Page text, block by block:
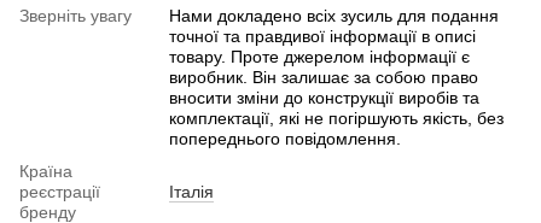
Зверніть увагу
Нами докладено всіх зусиль для подання
точної та правдивої інформації в описі
товару. Проте джерелом інформації є
виробник. Він залишає за собою право
вносити зміни до конструкції виробів та
комплектації, які не погіршують якість, без
попереднього повідомлення.
Країна
реєстрації
бренду
Італія